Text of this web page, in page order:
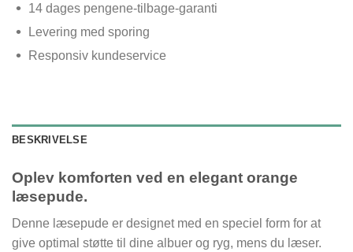
14 dages pengene-tilbage-garanti
Levering med sporing
Responsiv kundeservice
BESKRIVELSE
Oplev komforten ved en elegant orange
læsepude.
Denne læsepude er designet med en speciel form for at
give optimal støtte til dine albuer og ryg, mens du læser.